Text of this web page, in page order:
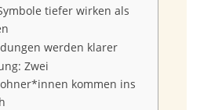
tiefer wirken als
werden klarer
Zwei
kommen ins